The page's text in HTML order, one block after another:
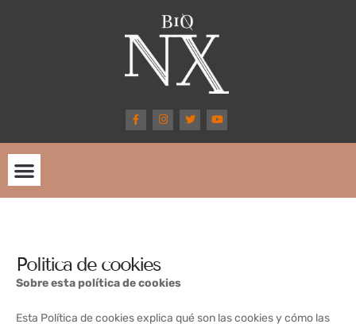
F
a
c
e
-
I
n
s
t
m
T
w
i
t
Y
o
u
t
Politica de cookies
Sobre esta política de cookies
Esta Política de cookies explica qué son las cookies y cómo las